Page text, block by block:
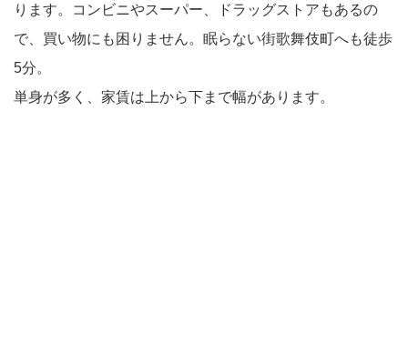
ります。コンビニやスーパー、ドラッグストアもあるの
で、買い物にも困りません。眠らない街歌舞伎町へも徒歩
5分。
単身が多く、家賃は上から下まで幅があります。